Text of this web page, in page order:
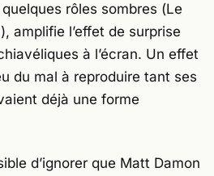
rôles sombres (Le
), amplifie l’effet de surprise
à l’écran. Un effet
du mal à reproduire tant ses
déjà une forme
d’ignorer que Matt Damon